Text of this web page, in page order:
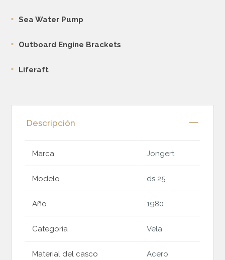
Sea Water Pump
Outboard Engine Brackets
Liferaft
Descripción
Marca Jongert
Modelo ds 25
Año 1980
Categoría Vela
Material del casco Acero